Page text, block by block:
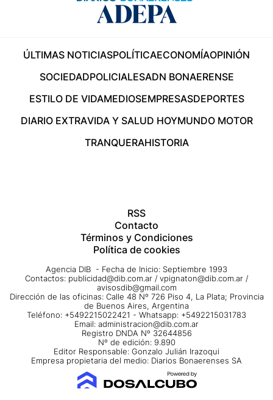
ÚLTIMAS NOTICIASPOLÍTICAECONOMÍAOPINIÓN
SOCIEDADPOLICIALESADN BONAERENSE
ESTILO DE VIDAMEDIOSEMPRESASDEPORTES
DIARIO EXTRAVIDA Y SALUD HOYMUNDO MOTOR
TRANQUERAHISTORIA
RSS
Contacto
Términos y Condiciones
Política de cookies
Agencia DIB - Fecha de Inicio: Septiembre 1993
Contactos: publicidad@dib.com.ar / vpignaton@dib.com.ar /
avisosdib@gmail.com
Dirección de las oficinas: Calle 48 Nº 726 Piso 4, La Plata; Provincia
de Buenos Aires, Argentina
Teléfono: +5492215022421 - Whatsapp: +5492215031783
Email: administracion@dib.com.ar
Registro DNDA Nº 32644856
Nº de edición: 9.890
Editor Responsable: Gonzalo Julián Irazoqui
Empresa propietaria del medio: Diarios Bonaerenses SA